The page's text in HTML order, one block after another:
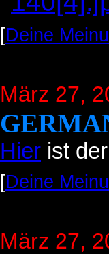
[Deine
März 27,
Hier ist
[Deine
März 27,